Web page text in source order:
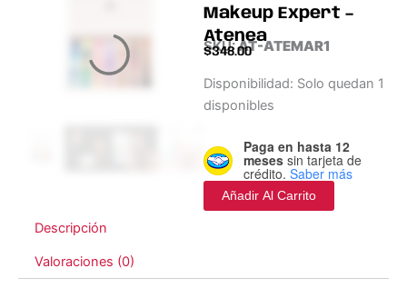
Makeup Expert –
Atenea
SKU:AT-ATEMAR1
$348.00
Disponibilidad: Solo quedan 1
disponibles
Paga en hasta 12
meses sin tarjeta de
crédito. Saber más
Paleta
de
Sombras
Tonos
Marvelous
Makeup
Expert
Añadir Al Carrito
Descripción
Valoraciones (0)